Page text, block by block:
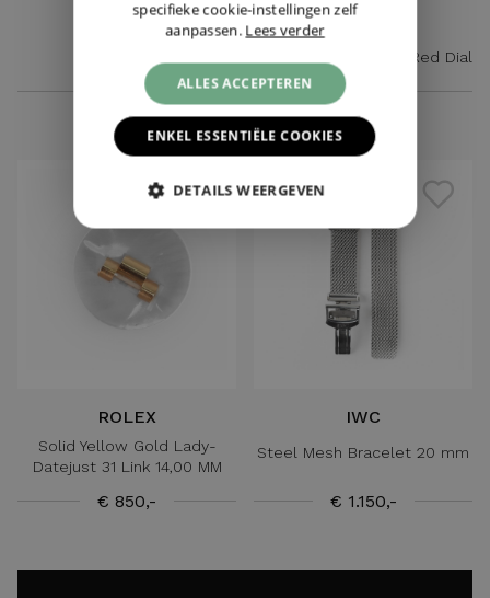
CARTIER
€ 35,-
Oyster Perpetual 34 Red Dial
€ 250,-
ROLEX
Solid Yellow Gold Lady-
Datejust 31 Link 14,00 MM
€ 850,-
IWC
Steel Mesh Bracelet 20 mm
€ 1.150,-
specifieke cookie-instellingen zelf
aanpassen. Lees verder
ALLES ACCEPTEREN
ENKEL ESSENTIËLE COOKIES
DETAILS WEERGEVEN